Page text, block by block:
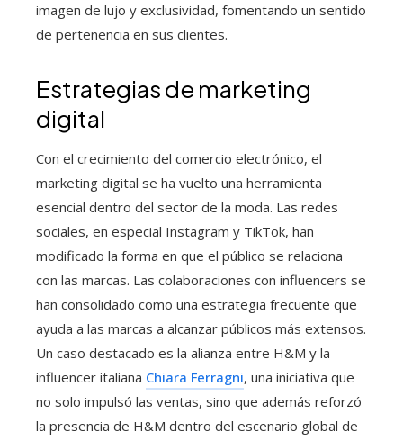
imagen de lujo y exclusividad, fomentando un sentido
de pertenencia en sus clientes.
Estrategias de marketing
digital
Con el crecimiento del comercio electrónico, el
marketing digital se ha vuelto una herramienta
esencial dentro del sector de la moda. Las redes
sociales, en especial Instagram y TikTok, han
modificado la forma en que el público se relaciona
con las marcas. Las colaboraciones con influencers se
han consolidado como una estrategia frecuente que
ayuda a las marcas a alcanzar públicos más extensos.
Un caso destacado es la alianza entre H&M y la
influencer italiana Chiara Ferragni, una iniciativa que
no solo impulsó las ventas, sino que además reforzó
la presencia de H&M dentro del escenario global de